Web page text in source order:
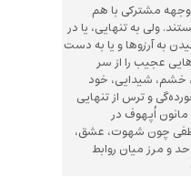
مشترکی با هم
ولی به تنهایی، یا در
به آرزوها و یا به دست
عجیب را از سر
خشم، شیدایی، خود
و ترس از تنهایی
اُپهوف در
چون شهوت، عشق،
و مرز میان روابط